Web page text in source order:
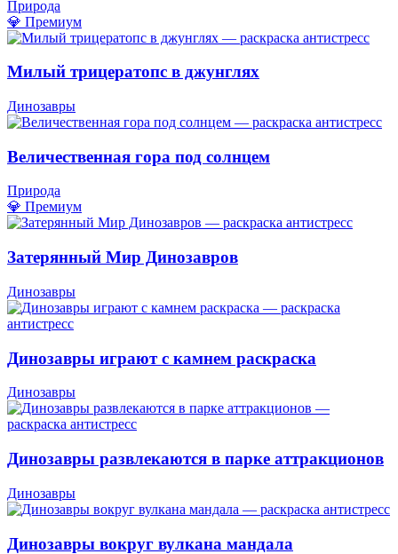
Природа
💎 Премиум
Милый трицератопс в джунглях
Динозавры
Величественная гора под солнцем
Природа
💎 Премиум
Затерянный Мир Динозавров
Динозавры
Динозавры играют с камнем раскраска
Динозавры
Динозавры развлекаются в парке аттракционов
Динозавры
Динозавры вокруг вулкана мандала